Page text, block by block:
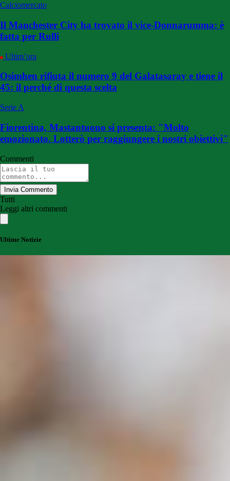
Calciomercato
Il Manchester City ha trovato il vice-Donnarumma: è
fatta per Rulli
Ultim’ora
Osimhen rifiuta il numero 9 del Galatasaray e tiene il
45: il perché di questa scelta
Serie A
Fiorentina, Mastantuono si presenta: "Molto
emozionato. Lotterò per raggiungere i nostri obiettivi"
Commenti
Invia Commento
Tutti
Leggi altri commenti
Ultime Notizie